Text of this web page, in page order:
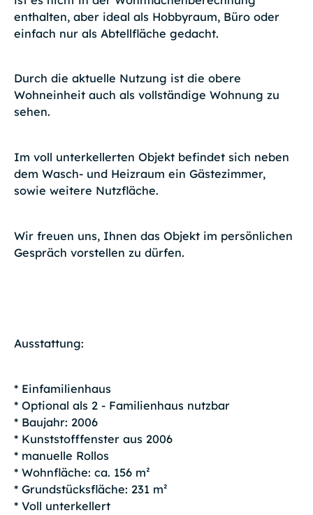
enthalten, aber ideal als Hobbyraum, Büro oder
einfach nur als Abtellfläche gedacht.
Durch die aktuelle Nutzung ist die obere
Wohneinheit auch als vollständige Wohnung zu
sehen.
Im voll unterkellerten Objekt befindet sich neben
dem Wasch- und Heizraum ein Gästezimmer,
sowie weitere Nutzfläche.
Wir freuen uns, Ihnen das Objekt im persönlichen
Gespräch vorstellen zu dürfen.
Ausstattung:
* Einfamilienhaus
* Optional als 2 - Familienhaus nutzbar
* Baujahr: 2006
* Kunststofffenster aus 2006
* manuelle Rollos
* Wohnfläche: ca. 156 m²
* Grundstücksfläche: 231 m²
* Voll unterkellert